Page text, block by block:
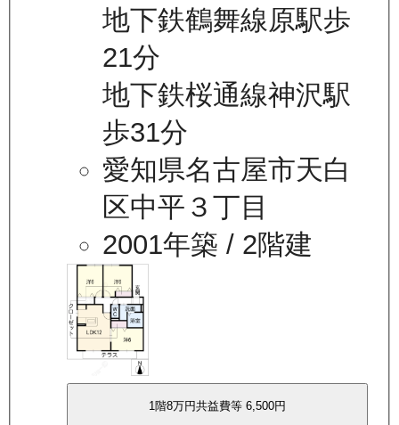
地下鉄鶴舞線原駅歩
21分
地下鉄桜通線神沢駅
歩31分
愛知県名古屋市天白
区中平３丁目
2001年築 / 2階建
1階8万円共益費等 6,500円